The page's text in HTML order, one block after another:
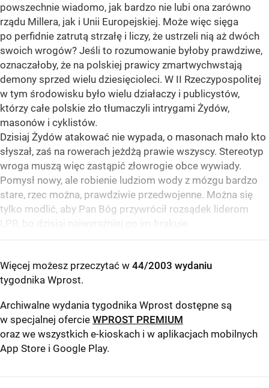
powszechnie wiadomo, jak bardzo nie lubi ona zarówno
rządu Millera, jak i Unii Europejskiej. Może więc sięga
po perfidnie zatrutą strzałę i liczy, że ustrzeli nią aż dwóch
swoich wrogów? Jeśli to rozumowanie byłoby prawdziwe,
oznaczałoby, że na polskiej prawicy zmartwychwstają
demony sprzed wielu dziesięcioleci. W II Rzeczypospolitej
w tym środowisku było wielu działaczy i publicystów,
którzy całe polskie zło tłumaczyli intrygami Żydów,
masonów i cyklistów.
Dzisiaj Żydów atakować nie wypada, o masonach mało kto
słyszał, zaś na rowerach jeżdżą prawie wszyscy. Stereotyp
wroga muszą więc zastąpić złowrogie obce wywiady.
Pomysł nowy, ale robienie ludziom wody z mózgu bardzo
stare, rzec można, prawdziwie przedwojenne. Można się
tylko modlić, aby Pan Bóg przywrócił rozsądek liderom
LPR, bo dzisiaj najwyraźniej go im brakuje.
Więcej możesz przeczytać w 44/2003 wydaniu
tygodnika Wprost.
Archiwalne wydania tygodnika Wprost dostępne są
w specjalnej ofercie WPROST PREMIUM
oraz we wszystkich e-kioskach i w aplikacjach mobilnych
App Store i Google Play.